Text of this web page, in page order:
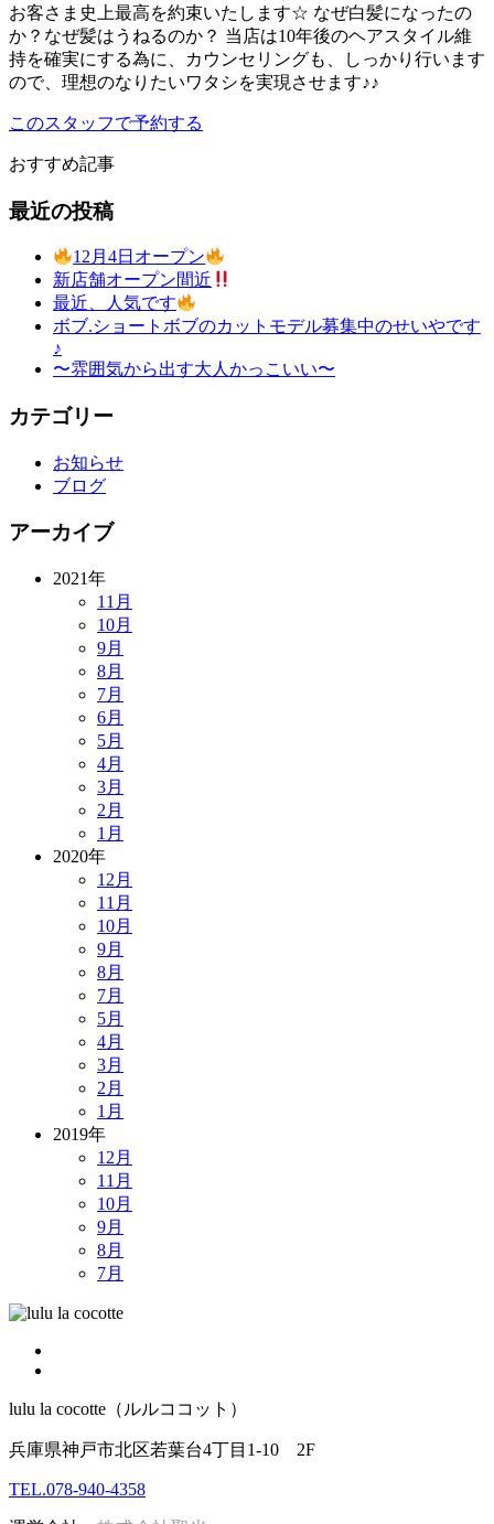
お客さま史上最高を約束いたします☆ なぜ白髪になったの
か？なぜ髪はうねるのか？ 当店は10年後のヘアスタイル維
持を確実にする為に、カウンセリングも、しっかり行います
ので、理想のなりたいワタシを実現させます♪♪
このスタッフで予約する
おすすめ記事
最近の投稿
12月4日オープン
新店舗オープン間近
最近、人気です
ボブ.ショートボブのカットモデル募集中のせいやです
♪
〜雰囲気から出す大人かっこいい〜
カテゴリー
お知らせ
ブログ
アーカイブ
2021年
11月
10月
9月
8月
7月
6月
5月
4月
3月
2月
1月
2020年
12月
11月
10月
9月
8月
7月
5月
4月
3月
2月
1月
2019年
12月
11月
10月
9月
8月
7月
lulu la cocotte（ルルココット）
兵庫県神戸市北区若葉台4丁目1-10 2F
TEL.078-940-4358